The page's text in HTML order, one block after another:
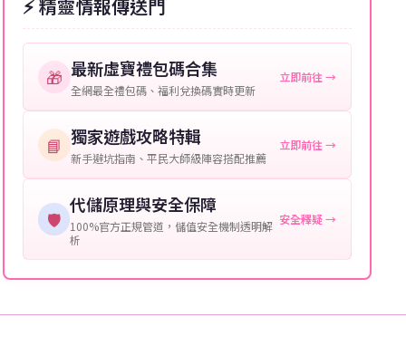
等級：角色的當前等級。
提供這些信息能幫助我們更快地處理您的代儲需求，確
保您盡享遊戲樂趣！
⚡ 精靈情報傳送門
🎁 最新虛寶禮包碼合集
全網最全禮包碼、福利兌換碼實時更新
立即前往 →
📘 獨家遊戲攻略特輯
新手避坑指南、平民大師級陣容搭配推薦
立即前往 →
🛡️
代儲原理與安全保障
100%官方正規管道，儲值安全機制透明解
析
安全釋疑 →